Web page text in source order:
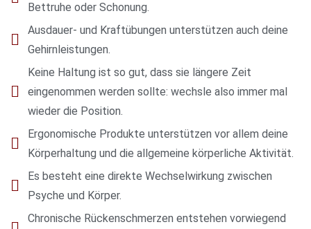
Bettruhe oder Schonung.
Ausdauer- und Kraftübungen unterstützen auch deine
Gehirnleistungen.
Keine Haltung ist so gut, dass sie längere Zeit
eingenommen werden sollte: wechsle also immer mal
wieder die Position.
Ergonomische Produkte unterstützen vor allem deine
Körperhaltung und die allgemeine körperliche Aktivität.
Es besteht eine direkte Wechselwirkung zwischen
Psyche und Körper.
Chronische Rückenschmerzen entstehen vorwiegend